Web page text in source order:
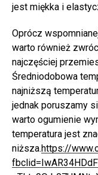
jest miękka i
Oprócz
warto również
najczęściej
Średniodobowa
najniższą
jednak poruszamy
warto ogumienie
temperatura jest
niższa.https://